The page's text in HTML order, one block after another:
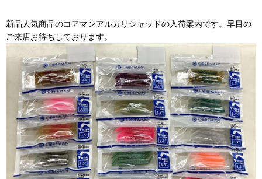
新品人気商品のコアマンアルカリシャッドの入荷案内です。早目の
ご来店お待ちしております。